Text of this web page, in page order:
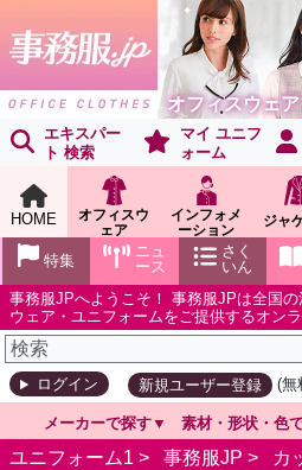
オフィスウェ
エキスパー
ト 検索
マイ ユニフ
ォーム
HOME
オフィスウ
ェア
インフォメ
ーション
ショールー
ム
ジャ
さく
いん
ニュ
ース
特集
事務服JPへようこそ！ 事務服JPは全国
ウェア・ユニフォームをご提供するオン
ログイン 新規ユーザー登録 (無
メーカーで探す 素材・形状・色
ユニフォーム1 > 事務服JP > カ